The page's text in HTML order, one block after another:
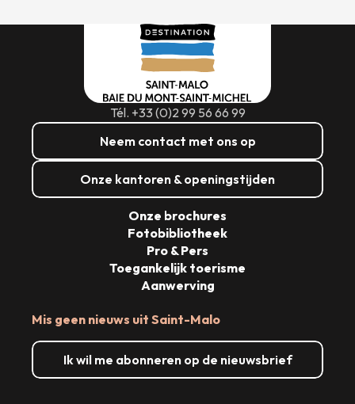
Tél. +33 (0)2 99 56 66 99
Neem contact met ons op
Onze kantoren & openingstijden
Mis geen nieuws uit Saint-Malo
Ik wil me abonneren op de nieuwsbrief
Onze brochures
Fotobibliotheek
Pro & Pers
Toegankelijk toerisme
Aanwerving